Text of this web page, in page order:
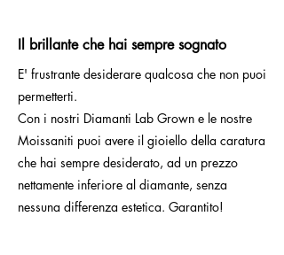
Il brillante che hai sempre sognato
E' frustrante desiderare qualcosa che non puoi
permetterti.
Con i nostri Diamanti Lab Grown e le nostre
Moissaniti puoi avere il gioiello della caratura
che hai sempre desiderato, ad un prezzo
nettamente inferiore al diamante, senza
nessuna differenza estetica. Garantito!